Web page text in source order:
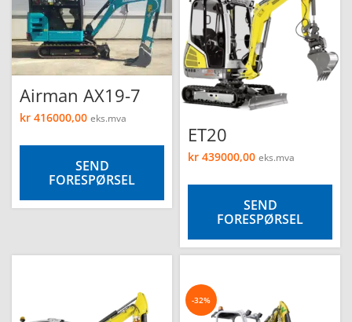
Airman AX19-7
kr 416000,00 eks.mva
SEND
FORESPØRSEL
ET20
kr 439000,00 eks.mva
SEND
FORESPØRSEL
-32%